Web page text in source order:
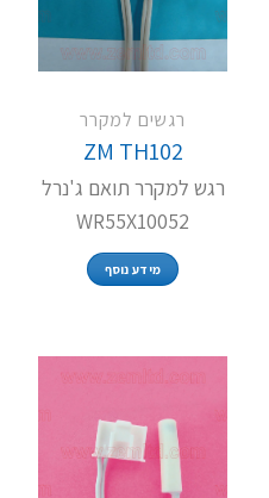
רגשים למקרר
ZM TH102
רגש למקרר תואם ג'נרל
WR55X10052
מידע נוסף